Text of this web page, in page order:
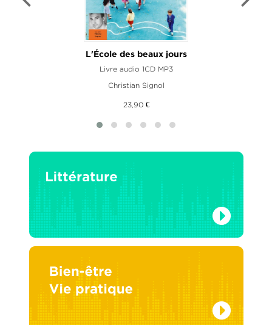
L'École des beaux jours
Livre audio 1CD MP3
Christian Signol
23,90 €